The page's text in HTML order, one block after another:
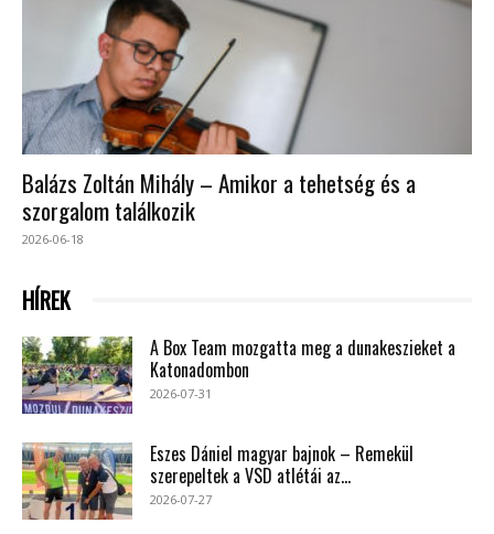
Balázs Zoltán Mihály – Amikor a tehetség és a
szorgalom találkozik
2026-06-18
HÍREK
A Box Team mozgatta meg a dunakeszieket a
Katonadombon
2026-07-31
Eszes Dániel magyar bajnok – Remekül
szerepeltek a VSD atlétái az...
2026-07-27